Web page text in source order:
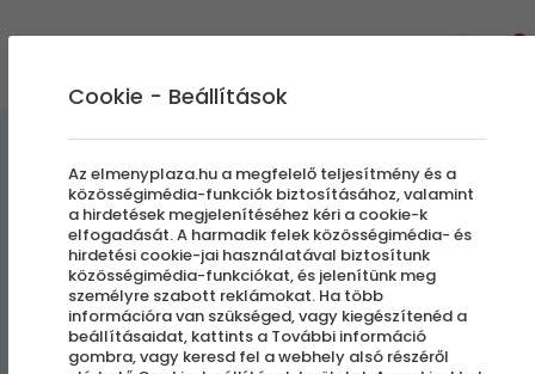
élménycsomagok
Rejtélyes Vacsora | Logikai
Társasjáték Budapesten
Cookie - Beállítások
Az elmenyplaza.hu a megfelelő teljesítmény és a
közösségimédia-funkciók biztosításához, valamint
a hirdetések megjelenítéséhez kéri a cookie-k
elfogadását. A harmadik felek közösségimédia- és
hirdetési cookie-jai használatával biztosítunk
közösségimédia-funkciókat, és jelenítünk meg
személyre szabott reklámokat. Ha több
információra van szükséged, vagy kiegészítenéd a
beállításaidat, kattints a További információ
gombra, vagy keresd fel a webhely alsó részéről